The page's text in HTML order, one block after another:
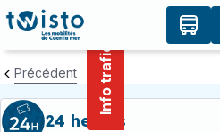
principal
Info trafic
Précédent
24 heures
Panneau de gestion des cookies